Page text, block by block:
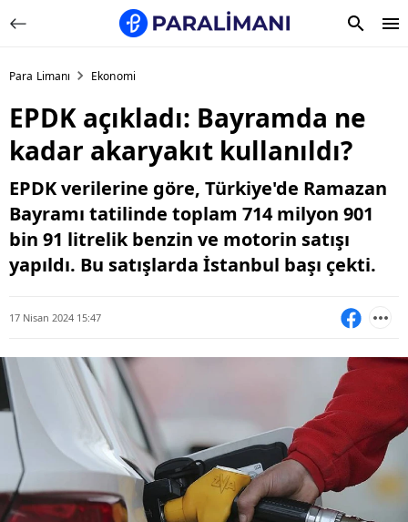
Para Limanı Ekonomi
EPDK açıkladı: Bayramda ne
kadar akaryakıt kullanıldı?
EPDK verilerine göre, Türkiye'de Ramazan
Bayramı tatilinde toplam 714 milyon 901
bin 91 litrelik benzin ve motorin satışı
yapıldı. Bu satışlarda İstanbul başı çekti.
17 Nisan 2024 15:47